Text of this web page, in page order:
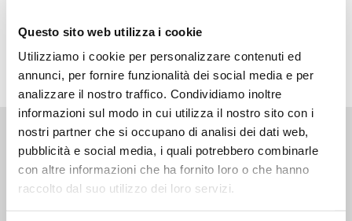
Questo sito web utilizza i cookie
Utilizziamo i cookie per personalizzare contenuti ed
annunci, per fornire funzionalità dei social media e per
analizzare il nostro traffico. Condividiamo inoltre
informazioni sul modo in cui utilizza il nostro sito con i
nostri partner che si occupano di analisi dei dati web,
pubblicità e social media, i quali potrebbero combinarle
con altre informazioni che ha fornito loro o che hanno
raccolto dal suo utilizzo dei loro servizi.